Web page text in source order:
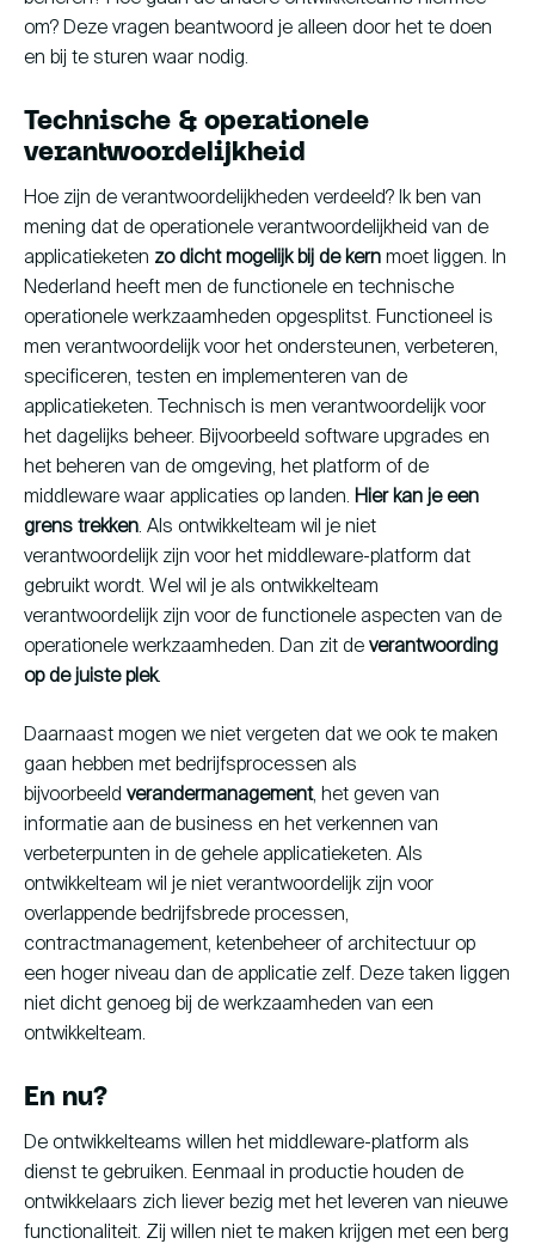
om? Deze vragen beantwoord je alleen door het te doen
en bij te sturen waar nodig.
Technische & operationele
verantwoordelijkheid
Hoe zijn de verantwoordelijkheden verdeeld? Ik ben van
mening dat de operationele verantwoordelijkheid van de
applicatieketen zo dicht mogelijk bij de kern moet liggen. In
Nederland heeft men de functionele en technische
operationele werkzaamheden opgesplitst. Functioneel is
men verantwoordelijk voor het ondersteunen, verbeteren,
specificeren, testen en implementeren van de
applicatieketen. Technisch is men verantwoordelijk voor
het dagelijks beheer. Bijvoorbeeld software upgrades en
het beheren van de omgeving, het platform of de
middleware waar applicaties op landen. Hier kan je een
grens trekken. Als ontwikkelteam wil je niet
verantwoordelijk zijn voor het middleware-platform dat
gebruikt wordt. Wel wil je als ontwikkelteam
verantwoordelijk zijn voor de functionele aspecten van de
operationele werkzaamheden. Dan zit de verantwoording
op de juiste plek.
Daarnaast mogen we niet vergeten dat we ook te maken
gaan hebben met bedrijfsprocessen als
bijvoorbeeld verandermanagement, het geven van
informatie aan de business en het verkennen van
verbeterpunten in de gehele applicatieketen. Als
ontwikkelteam wil je niet verantwoordelijk zijn voor
overlappende bedrijfsbrede processen,
contractmanagement, ketenbeheer of architectuur op
een hoger niveau dan de applicatie zelf. Deze taken liggen
niet dicht genoeg bij de werkzaamheden van een
ontwikkelteam.
En nu?
De ontwikkelteams willen het middleware-platform als
dienst te gebruiken. Eenmaal in productie houden de
ontwikkelaars zich liever bezig met het leveren van nieuwe
functionaliteit. Zij willen niet te maken krijgen met een berg